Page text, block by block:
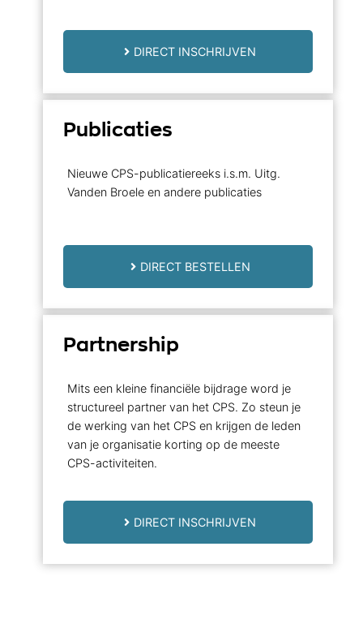
DIRECT INSCHRIJVEN
Publicaties
Nieuwe CPS-publicatiereeks i.s.m. Uitg.
Vanden Broele en andere publicaties
DIRECT BESTELLEN
Partnership
Mits een kleine financiële bijdrage word je
structureel partner van het CPS. Zo steun je
de werking van het CPS en krijgen de leden
van je organisatie korting op de meeste
CPS-activiteiten.
DIRECT INSCHRIJVEN